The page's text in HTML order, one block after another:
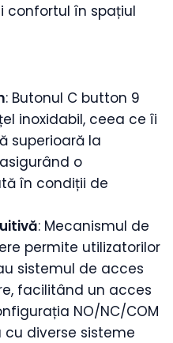
confortul în spațiul
: Butonul C button 9
inoxidabil, ceea ce îi
superioară la
o
în condiții de
: Mecanismul de
permite utilizatorilor
sistemul de acces
facilitând un acces
NO/NC/COM
diverse sisteme